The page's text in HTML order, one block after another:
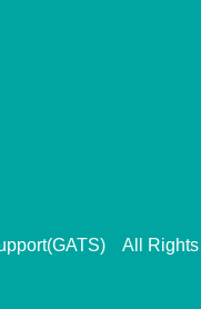
All Rights